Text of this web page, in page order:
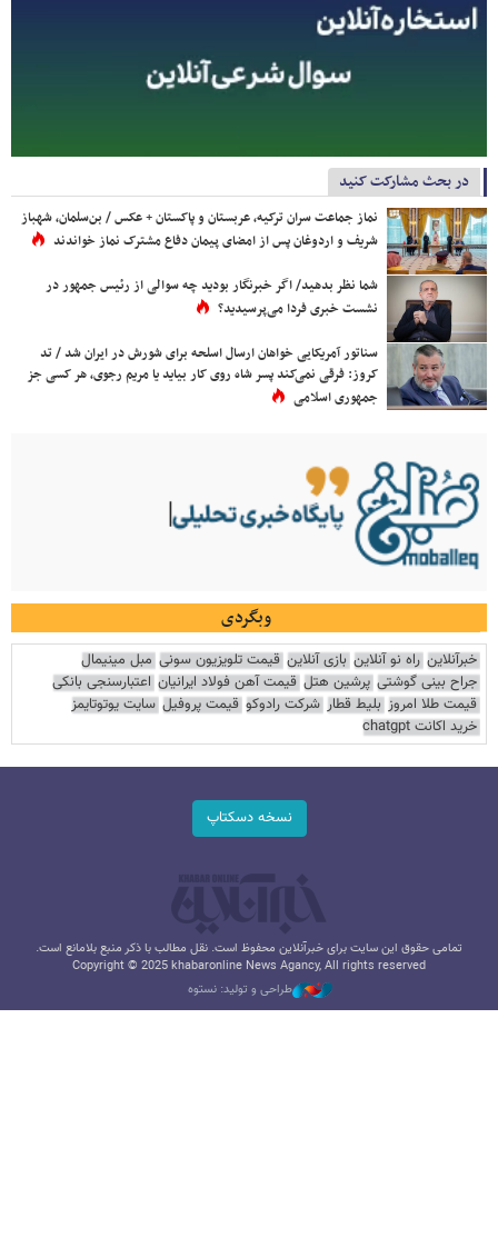
در بحث مشارکت کنید
نماز جماعت سران ترکیه، عربستان و پاکستان + عکس / بن‌سلمان، شهباز
شریف و اردوغان پس از امضای پیمان دفاع مشترک نماز خواندند
شما نظر بدهید/ اگر خبرنگار بودید چه سوالی از رئیس جمهور در
نشست خبری فردا می‌پرسیدید؟
سناتور آمریکایی خواهان ارسال اسلحه برای شورش در ایران شد / تد
کروز: فرقی نمی‌کند پسر شاه روی کار بیاید یا مریم رجوی، هر کسی جز
جمهوری اسلامی
وبگردی
خبرآنلاین راه نو آنلاین بازی آنلاین قیمت تلویزیون سونی مبل مینیمال
جراح بینی گوشتی پرشین هتل قیمت آهن فولاد ایرانیان اعتبارسنجی بانکی
قیمت طلا امروز بلیط قطار شرکت رادوکو قیمت پروفیل سایت یوتوتایمز
خرید اکانت chatgpt
نسخه دسکتاپ
تمامی حقوق این سایت برای خبرآنلاین محفوظ است. نقل مطالب با ذکر منبع بلامانع است.
Copyright © 2025 khabaronline News Agancy, All rights reserved
طراحی و تولید: نستوه